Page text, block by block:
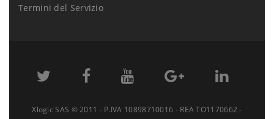
Termini del Servizio
Xlogic SAS © 2011 - P.IVA 10898710016 - REA TO1170662 -